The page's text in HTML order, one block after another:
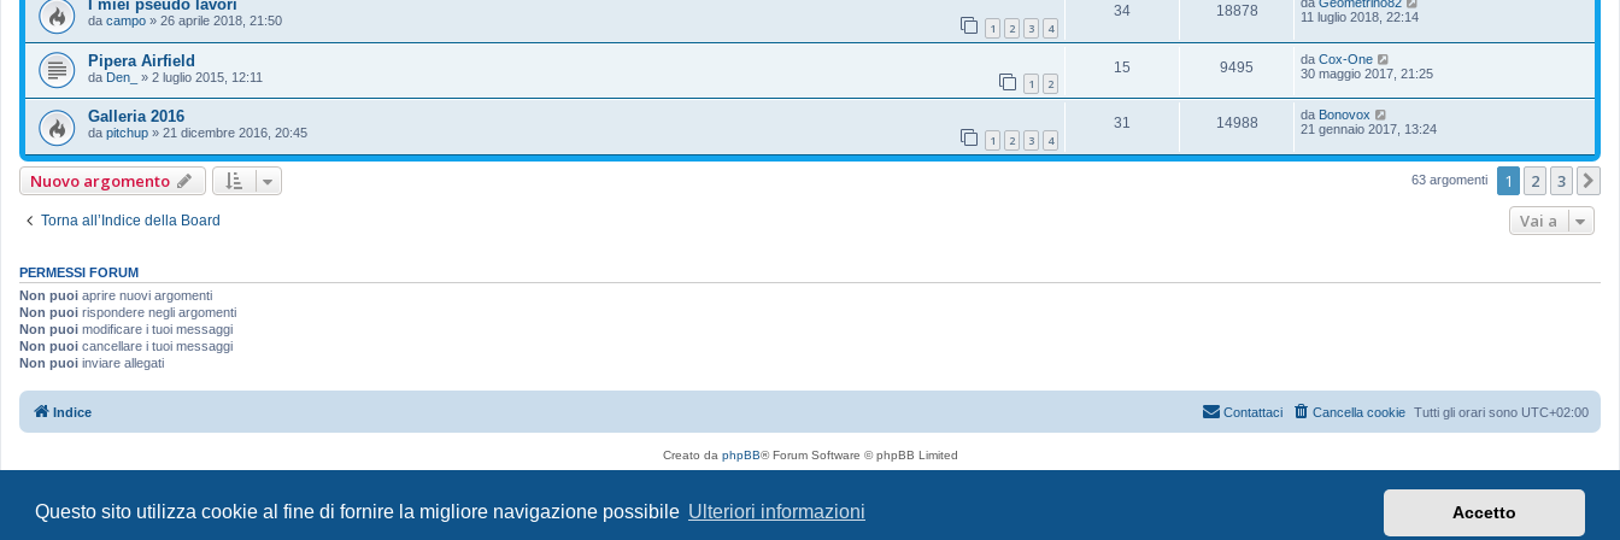
Questo sito utilizza cookie al fine di fornire la migliore navigazione possibile Ulteriori informazioni Accetto
I miei pseudo lavori
da campo » 26 aprile 2018, 21:50 1 2 3 4
34 18878
11 luglio 2018, 22:14
Pipera Airfield
da Den_ » 2 luglio 2015, 12:11 1 2
15 9495 da Cox-One
30 maggio 2017, 21:25
Galleria 2016
da pitchup » 21 dicembre 2016, 20:45 1 2 3 4
31 14988 da Bonovox
21 gennaio 2017, 13:24
Nuovo argomento 63 argomenti 1 2 3
Torna all’Indice della Board Vai a
PERMESSI FORUM
Non puoi aprire nuovi argomenti
Non puoi rispondere negli argomenti
Non puoi modificare i tuoi messaggi
Non puoi cancellare i tuoi messaggi
Non puoi inviare allegati
Indice Tutti gli orari sono UTC+02:00
Cancella cookie
Contattaci
Creato da phpBB® Forum Software © phpBB Limited